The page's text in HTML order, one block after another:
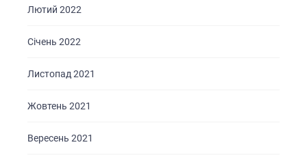
Лютий 2022
Січень 2022
Листопад 2021
Жовтень 2021
Вересень 2021